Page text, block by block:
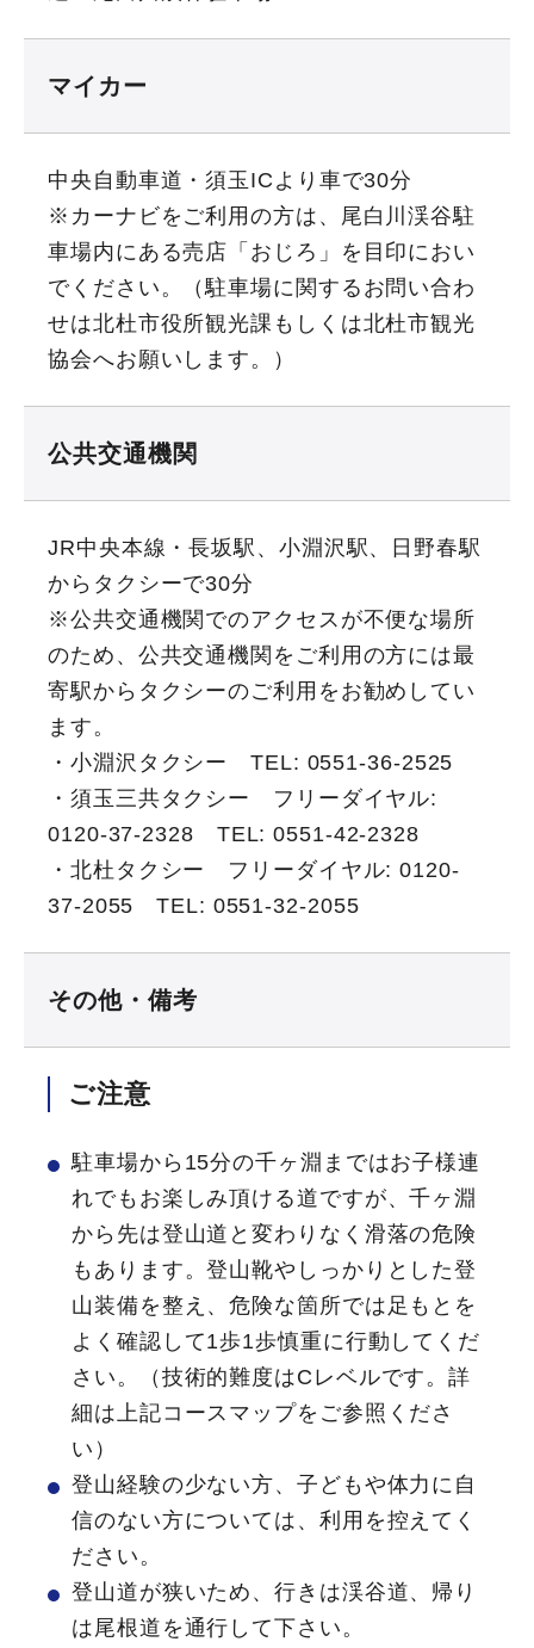
マイカー
中央自動車道・須玉ICより車で30分
※カーナビをご利用の方は、尾白川渓谷駐
車場内にある売店「おじろ」を目印におい
でください。（駐車場に関するお問い合わ
せは北杜市役所観光課もしくは北杜市観光
協会へお願いします。）
公共交通機関
JR中央本線・長坂駅、小淵沢駅、日野春駅
からタクシーで30分
※公共交通機関でのアクセスが不便な場所
のため、公共交通機関をご利用の方には最
寄駅からタクシーのご利用をお勧めしてい
ます。
・小淵沢タクシー TEL: 0551-36-2525
・須玉三共タクシー フリーダイヤル:
0120-37-2328 TEL: 0551-42-2328
・北杜タクシー フリーダイヤル: 0120-
37-2055 TEL: 0551-32-2055
その他・備考
ご注意
駐車場から15分の千ヶ淵まではお子様連
れでもお楽しみ頂ける道ですが、千ヶ淵
から先は登山道と変わりなく滑落の危険
もあります。登山靴やしっかりとした登
山装備を整え、危険な箇所では足もとを
よく確認して1歩1歩慎重に行動してくだ
さい。（技術的難度はCレベルです。詳
細は上記コースマップをご参照くださ
い）
登山経験の少ない方、子どもや体力に自
信のない方については、利用を控えてく
ださい。
登山道が狭いため、行きは渓谷道、帰り
は尾根道を通行して下さい。